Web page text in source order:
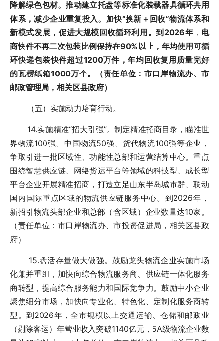
降解绿色包材。推动建立托盘等标准化装载器具循环共用
体系，减少企业重复投入。加快“换新＋回收”物流体系和
新模式发展，促进大规模回收循环利用。到2026年，电
商快件不再二次包装比例保持在90%以上，年均使用可循
环快递包装快件超过1200万件，年均回收复用质量完好
的瓦楞纸箱1000万个。（责任单位：市口岸物流办、市
邮政管理局，相关区县政府）
（五）实施动力培育行动。
14.实施精准“招大引强”。制定精准招商目录，瞄准世
界物流100强、中国物流50强、货代物流100强等企业，
争取引进一批区域性、功能性总部和运营结算中心。重点
围绕智慧供应链、网络货运平台等领域的科技型、成长型
平台企业开展精准招商，打造立足山东半岛城市群、联动
国内国际重点区域的物流供应链服务中心。到2026年，
新招引物流头部企业和总部（含区域）企业数量达10家。
（责任单位：市口岸物流办、市投资促进局，相关区县政
府）
15.盘活存量做大做强。鼓励龙头物流企业实施市场
化兼并重组，加快向综合物流服务商、供应链一体化服务
商转型，提高综合服务能力和国际竞争力。鼓励中小企业
聚焦细分市场，加快向专业化、特色化、定制化服务商转
型。到2026年，全市规模以上交通运输、仓储和邮政业
（剔除客运）年营业收入突破1140亿元，5A级物流企业数